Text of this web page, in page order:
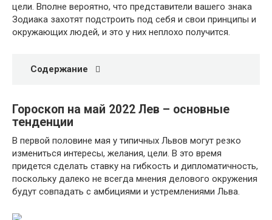
цели. Вполне вероятно, что представители вашего знака
Зодиака захотят подстроить под себя и свои принципы и
окружающих людей, и это у них неплохо получится.
Содержание
Гороскоп на май 2022 Лев – основные
тенденции
В первой половине мая у типичных Львов могут резко
измениться интересы, желания, цели. В это время
придется сделать ставку на гибкость и дипломатичность,
поскольку далеко не всегда мнения делового окружения
будут совпадать с амбициями и устремлениями Льва.